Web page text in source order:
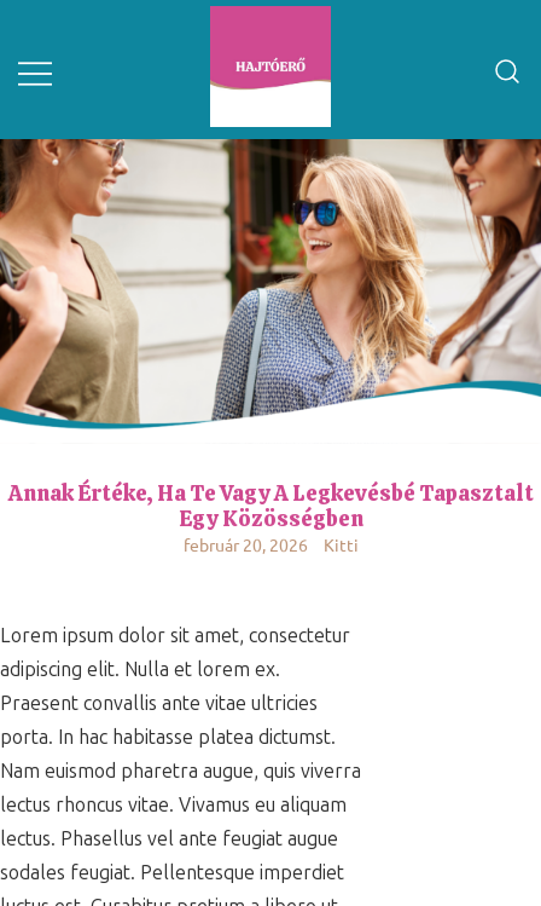
Annak Értéke, Ha Te Vagy A Legkevésbé Tapasztalt
Egy Közösségben
február 20, 2026 Kitti
Lorem ipsum dolor sit amet, consectetur
adipiscing elit. Nulla et lorem ex.
Praesent convallis ante vitae ultricies
porta. In hac habitasse platea dictumst.
Nam euismod pharetra augue, quis viverra
lectus rhoncus vitae. Vivamus eu aliquam
lectus. Phasellus vel ante feugiat augue
sodales feugiat. Pellentesque imperdiet